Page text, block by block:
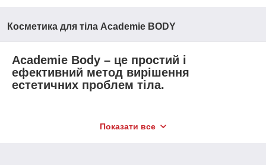
Косметика для тіла Academie BODY
Academie Body – це простий і
ефективний метод вирішення
естетичних проблем тіла.
Фахівці Academie домоглися, щоб догляд за
тілом приносив задоволення і реальний
Показати все